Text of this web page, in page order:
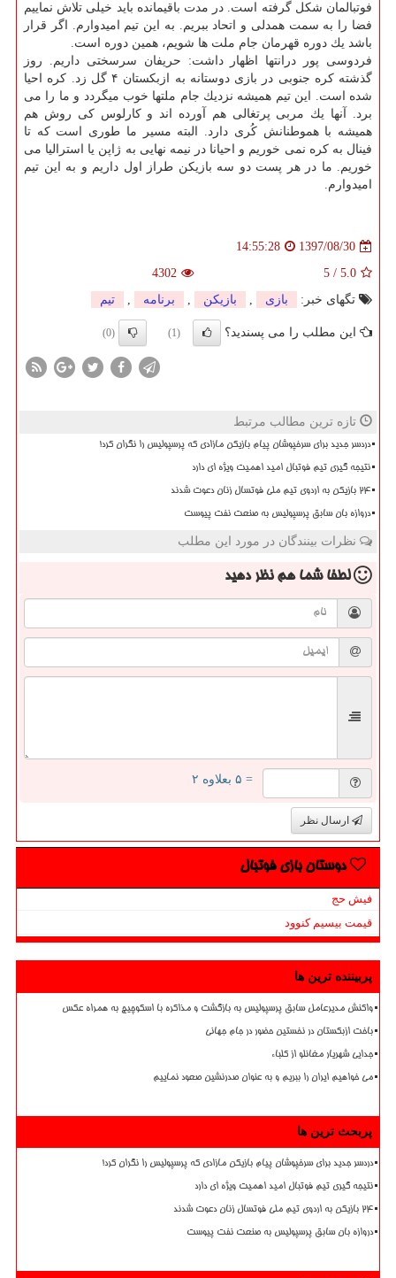
فوتبالمان شكل گرفته است. در مدت باقیمانده باید خیلی تلاش نماییم
فضا را به سمت همدلی و اتحاد ببریم. به این تیم امیدوارم. اگر قرار
باشد یك دوره قهرمان جام ملت ها شویم، همین دوره است.
فردوسی پور درانتها اظهار داشت: حریفان سرسختی داریم. روز
گذشته كره جنوبی در بازی دوستانه به ازبكستان ۴ گل زد. كره احیا
شده است. این تیم همیشه نزدیك جام ملتها خوب میگردد و ما را می
برد. آنها یك مربی پرتغالی هم آورده اند و كارلوس كی روش هم
همیشه با هموطنانش كُری دارد. البته مسیر ما طوری است كه تا
فینال به كره نمی خوریم و احیانا در نیمه نهایی به ژاپن یا استرالیا می
خوریم. ما در هر پست دو سه بازیكن طراز اول داریم و به این تیم
امیدوارم.
1397/08/30
14:55:28
5.0
/
5
4302
تگهای خبر:
بازی , بازیكن , برنامه , تیم
این مطلب را می پسندید؟ (1)
(0)
تازه ترین مطالب مرتبط
دردسر جدید برای سرخپوشان پیام بازیکن مازادی که پرسپولیس را نگران کرد!
نتیجه گیری تیم فوتبال امید اهمیت ویژه ای دارد
۲۴ بازیکن به اردوی تیم ملی فوتسال زنان دعوت شدند
دروازه بان سابق پرسپولیس به صنعت نفت پیوست
نظرات بینندگان در مورد این مطلب
لطفا شما همنظر دهید
= ۵ بعلاوه ۲
ارسال نظر
دوستان بازی فوتبال
فیش حج
قیمت بیسیم کنوود
پربیننده ترین ها
واکنش مدیرعامل سابق پرسپولیس به بازگشت و مذاکره با اسکوچیچ به همراه عکس
باخت ازبکستان در نخستین حضور در جام جهانی
جدایی شهریار مغانلو از کلباء
می خواهیم ایران را ببریم و به عنوان صدرنشین صعود نماییم
پربحث ترین ها
دردسر جدید برای سرخپوشان پیام بازیکن مازادی که پرسپولیس را نگران کرد!
نتیجه گیری تیم فوتبال امید اهمیت ویژه ای دارد
۲۴ بازیکن به اردوی تیم ملی فوتسال زنان دعوت شدند
دروازه بان سابق پرسپولیس به صنعت نفت پیوست